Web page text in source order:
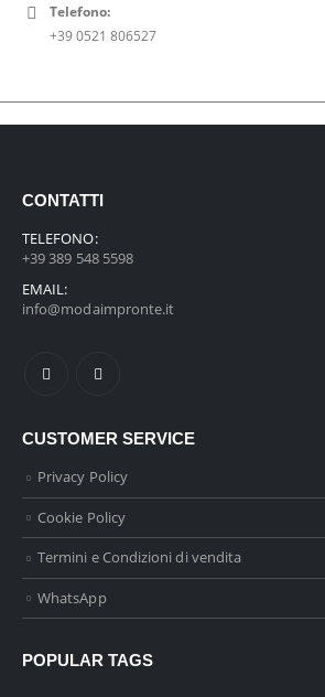
Telefono:
+39 0521 806527
CONTATTI
TELEFONO:
+39 389 548 5598
EMAIL:
info@modaimpronte.it
CUSTOMER SERVICE
Privacy Policy
Cookie Policy
Termini e Condizioni di vendita
WhatsApp
POPULAR TAGS